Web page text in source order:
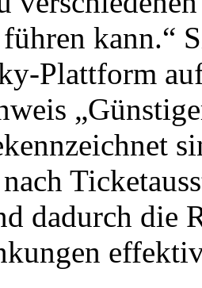
kann.“
Plattform
dadurch die